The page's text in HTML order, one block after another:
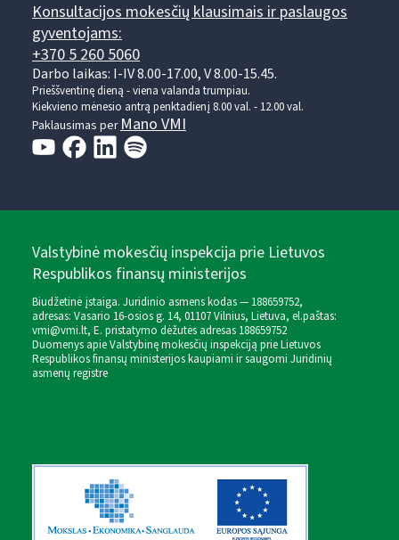
Konsultacijos mokesčių klausimais ir paslaugos
gyventojams:
+370 5 260 5060
Darbo laikas: I-IV 8.00-17.00, V 8.00-15.45.
Prieššventinę dieną - viena valanda trumpiau.
Kiekvieno mėnesio antrą penktadienį 8.00 val. - 12.00 val.
Paklausimas perMano VMI
Valstybinė mokesčių inspekcija prie Lietuvos
Respublikos finansų ministerijos
Biudžetinė įstaiga. Juridinio asmens kodas — 188659752,
adresas: Vasario 16-osios g. 14, 01107 Vilnius, Lietuva, el.paštas:
vmi@vmi.lt, E. pristatymo dėžutės adresas 188659752
Duomenys apie Valstybinę mokesčių inspekciją prie Lietuvos
Respublikos finansų ministerijos kaupiami ir saugomi Juridinių
asmenų registre